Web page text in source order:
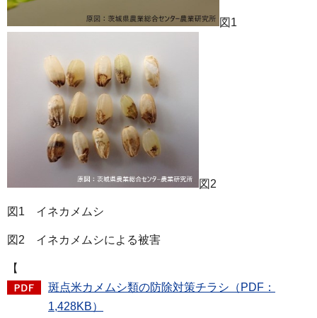
図1
図2
図1 イネカメムシ
図2 イネカメムシによる被害
【
斑点米カメムシ類の防除対策チラシ（PDF：
1,428KB）